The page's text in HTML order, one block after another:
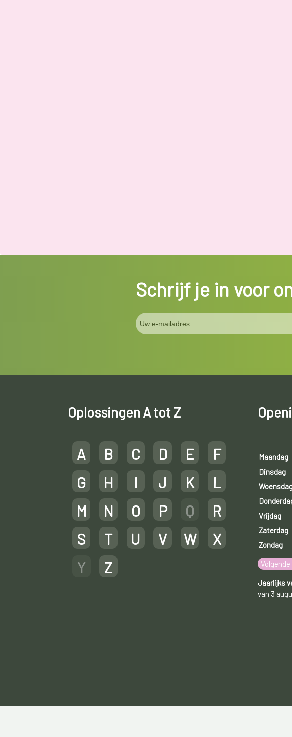
Schrijf je in voor
Oplossingen A tot Z
A B C D E
F
G
H I J K
L
M
N O P Q
R
S
T U V W
X
Y
Z
Maandag
Dinsdag
Vrijdag
Zaterdag
Zondag
Jaarlijks
van 3